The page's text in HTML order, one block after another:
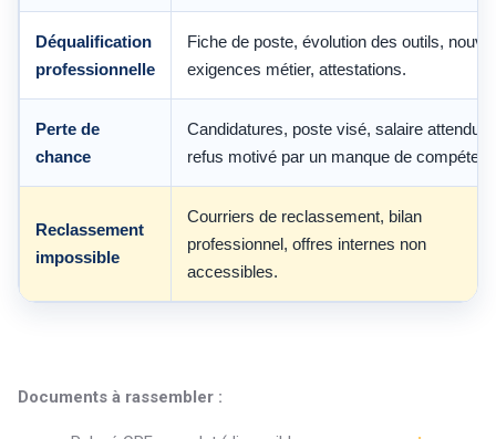
Déqualification
professionnelle
Fiche de poste, évolution des outils,
exigences métier, attestations.
Perte de
chance
Candidatures, poste visé, salaire attendu,
refus motivé par un manque de
Reclassement
impossible
Courriers de reclassement, bilan
professionnel, offres internes non
accessibles.
Documents à rassembler :